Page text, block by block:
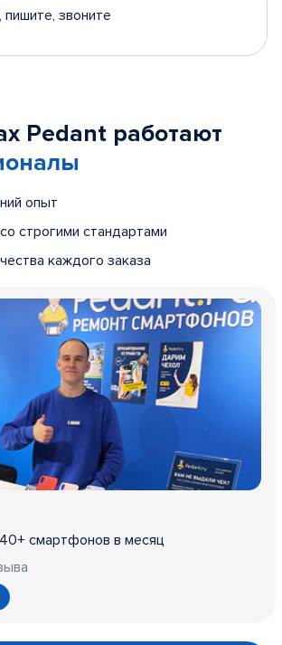
звоните
Pedant работают
опыт
строгими стандартами
каждого заказа
смартфонов в месяц